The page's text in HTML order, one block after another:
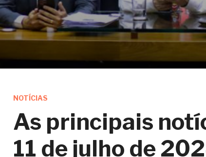
NOTÍCIAS
As principais
11 de julho de